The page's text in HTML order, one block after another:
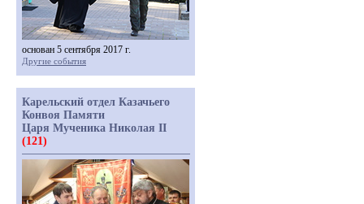
основан 5 сентября 2017 г.
Другие события
Карельский отдел Казачьего
Конвоя Памяти
Царя Мученика Николая II
(121)